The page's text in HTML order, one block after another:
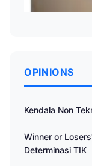
OPINIONS
Kendala Non
Winner or
Determinasi TIK